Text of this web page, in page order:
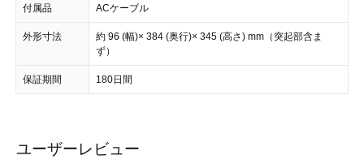
付属品 ACケーブル
外形寸法
約 96 (幅)× 384 (奥行)× 345 (高さ) mm（突起部含ま
ず）
保証期間 180日間
ユーザーレビュー